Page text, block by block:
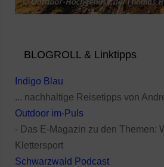
BLOGROLL & Linktipps
Indigo Blau
... nachhaltige Reisetipps von
Outdoor im-Puls
- Das E-Magazin zu den Themen:
Klettersport
Schwarzwald Podcast